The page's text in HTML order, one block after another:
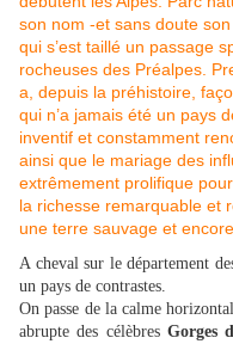
A cheval sur le département
un pays de contrastes.
On passe de la calme
abrupte des célèbres Gorges